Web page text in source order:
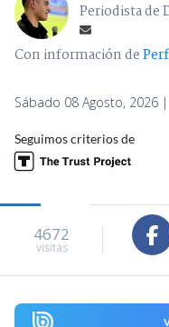
Periodista de
Con información de
Sábado 08 Agosto, 2026 |
Seguimos criterios de
4672
visitas